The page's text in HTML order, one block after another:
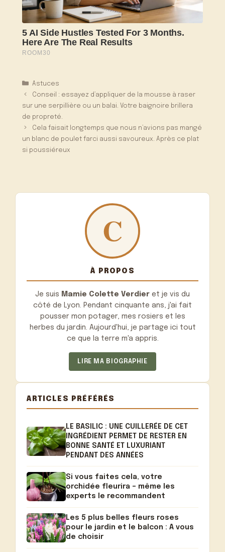
Catégories
Astuces
Conseil : essayez d’appliquer de la mousse à raser
sur une serpillière ou un balai. Votre baignoire brillera
de propreté.
Cela faisait longtemps que nous n’avions pas mangé
un blanc de poulet farci aussi savoureux. Après ce plat
si poussiéreux
À PROPOS
Je suis Mamie Colette Verdier et je vis du
côté de Lyon. Pendant cinquante ans, j'ai fait
pousser mon potager, mes rosiers et les
herbes du jardin. Aujourd'hui, je partage ici tout
ce que la terre m'a appris.
LIRE MA BIOGRAPHIE
ARTICLES PRÉFÉRÉS
LE BASILIC : UNE CUILLERÉE DE CET
INGRÉDIENT PERMET DE RESTER EN
BONNE SANTÉ ET LUXURIANT
PENDANT DES ANNÉES
Si vous faites cela, votre
orchidée fleurira – même les
experts le recommandent
Les 5 plus belles fleurs roses
pour le jardin et le balcon : A vous
de choisir